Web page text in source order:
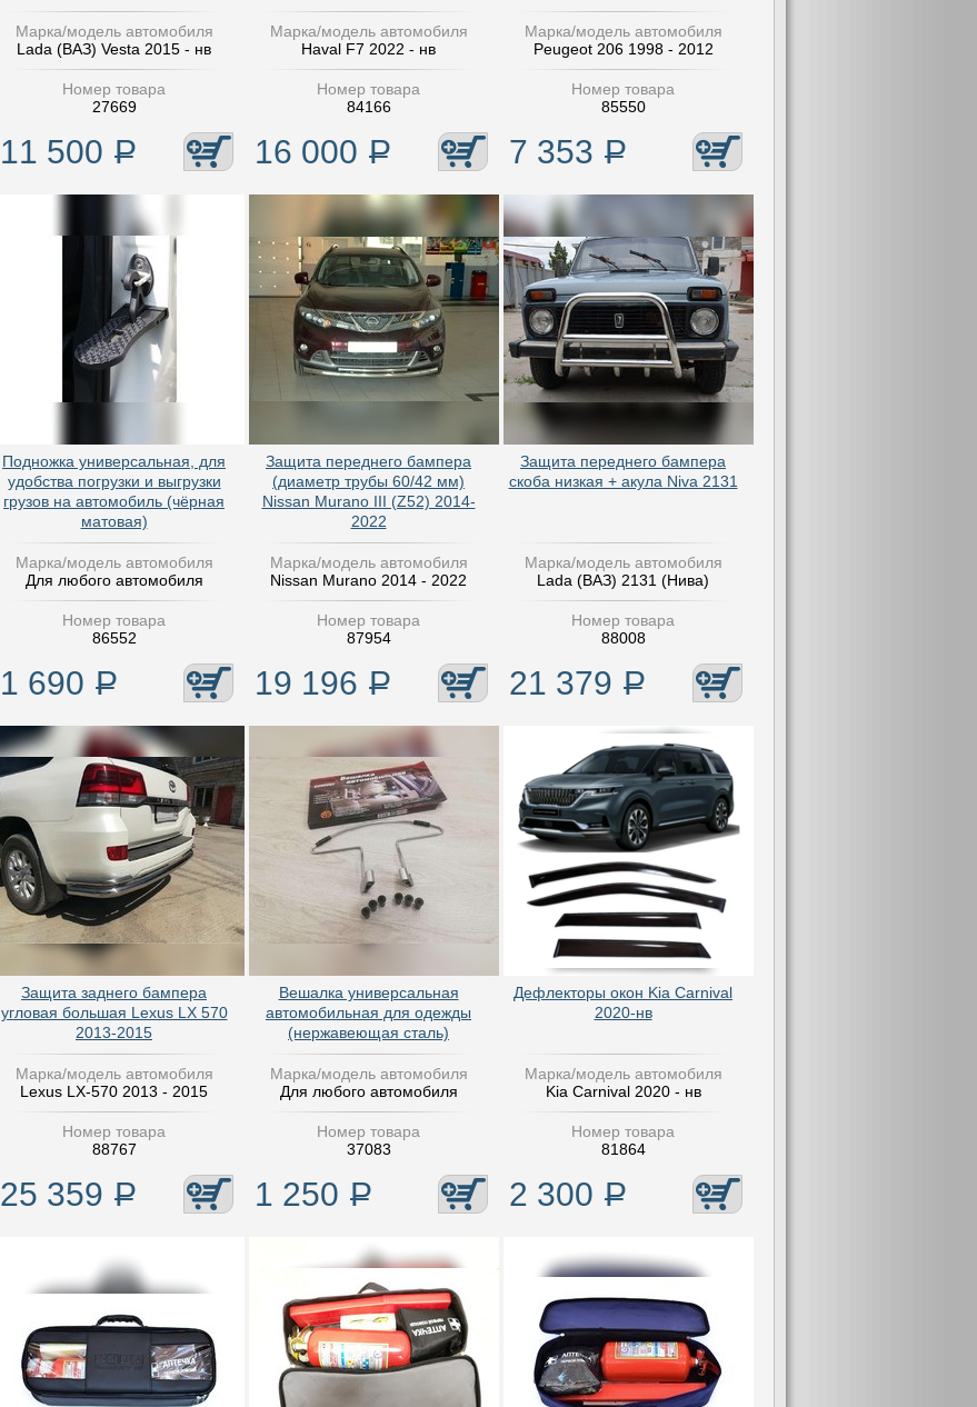
Марка/модель автомобиля
Lada (ВАЗ) Vesta 2015 - нв
Номер товара
27669
11 500 Р
Марка/модель автомобиля
Haval F7 2022 - нв
Номер товара
84166
16 000 Р
Марка/модель автомобиля
Peugeot 206 1998 - 2012
Номер товара
85550
7 353 Р
Подножка универсальная, для
удобства погрузки и выгрузки
грузов на автомобиль (чёрная
матовая)
Марка/модель автомобиля
Для любого автомобиля
Номер товара
86552
1 690 Р
Защита переднего бампера
(диаметр трубы 60/42 мм)
Nissan Murano III (Z52) 2014-
2022
Марка/модель автомобиля
Nissan Murano 2014 - 2022
Номер товара
87954
19 196 Р
Защита переднего бампера
скоба низкая + акула Niva 2131
Марка/модель автомобиля
Lada (ВАЗ) 2131 (Нива)
Номер товара
88008
21 379 Р
Защита заднего бампера
угловая большая Lexus LX 570
2013-2015
Марка/модель автомобиля
Lexus LX-570 2013 - 2015
Номер товара
88767
25 359 Р
Вешалка универсальная
автомобильная для одежды
(нержавеющая сталь)
Марка/модель автомобиля
Для любого автомобиля
Номер товара
37083
1 250 Р
Дефлекторы окон Kia Carnival
2020-нв
Марка/модель автомобиля
Kia Carnival 2020 - нв
Номер товара
81864
2 300 Р